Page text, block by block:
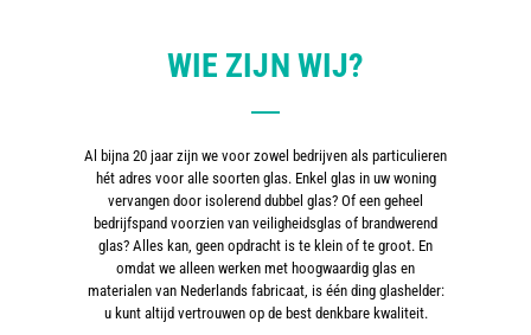
WIE ZIJN WIJ?
Al bijna 20 jaar zijn we voor zowel bedrijven als particulieren
hét adres voor alle soorten glas. Enkel glas in uw woning
vervangen door isolerend dubbel glas? Of een geheel
bedrijfspand voorzien van veiligheidsglas of brandwerend
glas? Alles kan, geen opdracht is te klein of te groot. En
omdat we alleen werken met hoogwaardig glas en
materialen van Nederlands fabricaat, is één ding glashelder:
u kunt altijd vertrouwen op de best denkbare kwaliteit.